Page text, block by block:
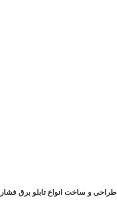
طراحی و ساخت انواع تابلو برق